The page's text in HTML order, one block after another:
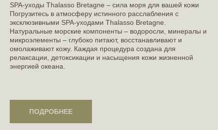
SPA-уходы Thalasso Bretagne – сила моря для вашей кожи
Погрузитесь в атмосферу истинного расслабления с
эксклюзивными SPA-уходами Thalasso Bretagne.
Натуральные морские компоненты – водоросли, минералы и
микроэлементы – глубоко питают, восстанавливают и
омолаживают кожу. Каждая процедура создана для
релаксации, детоксикации и насыщения кожи жизненной
энергией океана.
ПОДРОБНЕЕ